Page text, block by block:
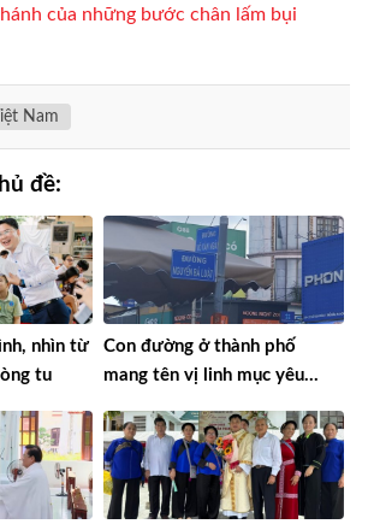
của những bước chân lấm bụi
Nam
đề:
nhìn từ
tu
Con đường ở thành phố
mang tên vị linh mục yêu